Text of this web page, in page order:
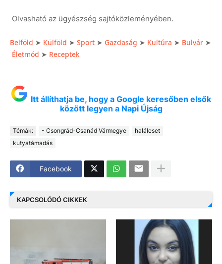
Olvasható az ügyészség sajtóközleményében.
Belföld ➤ Külföld ➤ Sport ➤ Gazdaság ➤ Kultúra ➤ Bulvár ➤
Életmód ➤ Receptek
Itt állíthatja be, hogy a Google keresőben elsők
között legyen a Napi Újság
Témák: - Csongrád-Csanád Vármegye
haláleset
kutyatámadás
Facebook
KAPCSOLÓDÓ CIKKEK